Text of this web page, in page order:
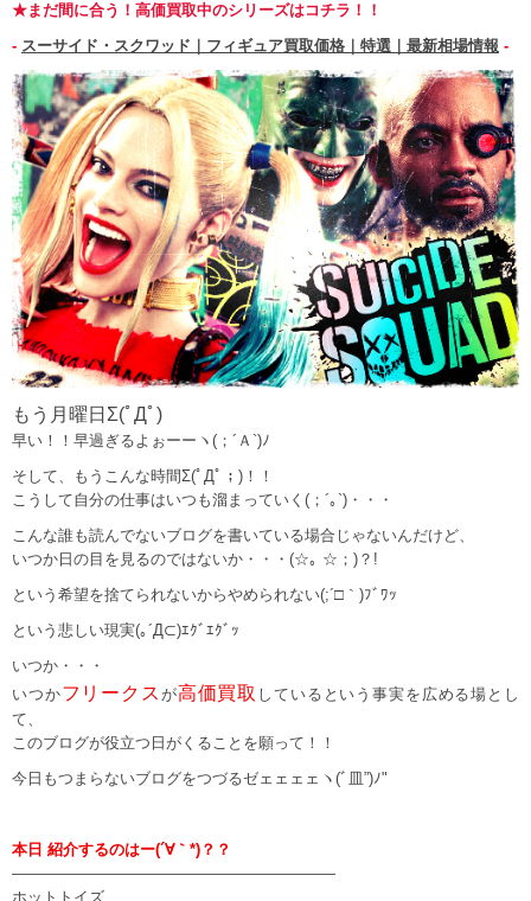
★まだ間に合う！高価買取中のシリーズはコチラ！！
- スーサイド・スクワッド｜フィギュア買取価格｜特選｜最新相場情報 -
もう月曜日Σ(ﾟДﾟ)
早い！！早過ぎるよぉーーヽ(；´Ａ`)ﾉ
そして、もうこんな時間Σ(ﾟДﾟ；)！！
こうして自分の仕事はいつも溜まっていく(；´｡`)・・・
こんな誰も読んでないブログを書いている場合じゃないんだけど、
いつか日の目を見るのではないか・・・(☆｡ ☆；)？!
という希望を捨てられないからやめられない(;´□｀)ﾌﾞﾜｯ
という悲しい現実(｡´Д⊂)ｴｸﾞｴｸﾞｯ
いつか・・・
いつかフリークス が高価買取 しているという事実を広める場とし
て、
このブログが役立つ日がくることを願って！！
今日もつまらないブログをつづるゼェェェェヽ(ﾞ皿”)ﾉ"
本日 紹介するのはー(´∀｀*)？？
—————————————————————
ホットトイズ